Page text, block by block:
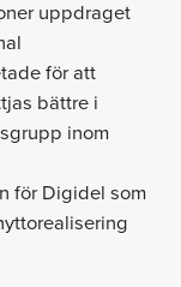
uppdraget
för att
bättre i
inom
för Digidel som